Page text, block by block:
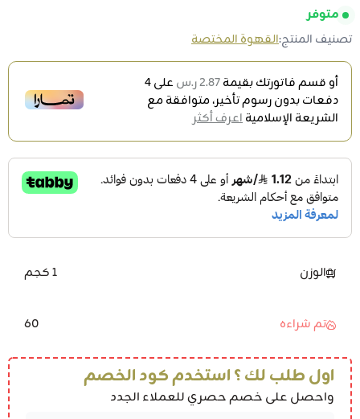
متوفر
تصنيف المنتج:القهوة المختصة
أو قسم فاتورتك بقيمة2.87 ر.س على4
دفعات بدون رسوم تأخير، متوافقة مع
الشريعة الإسلاميةاعرف أكثر
الوزن 1 كجم
تم شراءه 60
اول طلب لك ؟ استخدم كود الخصم
واحصل على خصم حصري للعملاء الجدد